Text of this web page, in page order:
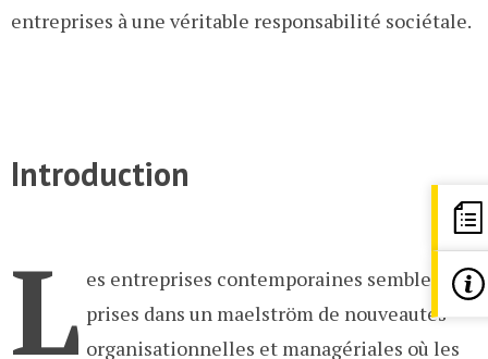
entreprises à une véritable responsabilité sociétale.
Introduction
L es entreprises contemporaines semblent
prises dans un maelström de nouveautés
organisationnelles et managériales où les